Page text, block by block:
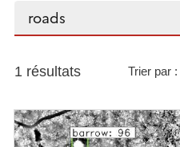
Rechercher...
1 résultats Trier par :